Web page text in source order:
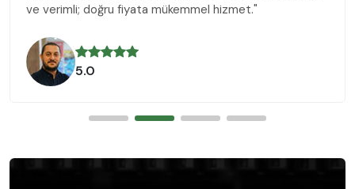
ve verimli; doğru fiyata mükemmel hizmet."
5.0